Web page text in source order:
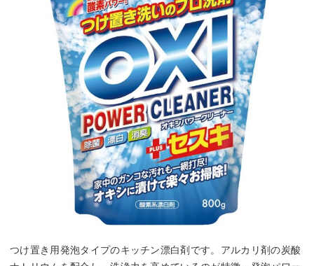
つけ置き用発泡タイプのキッチン漂白剤です。アルカリ剤の炭酸